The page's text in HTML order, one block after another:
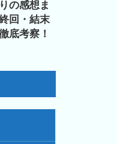
の感想ま
回・結末
底考察！